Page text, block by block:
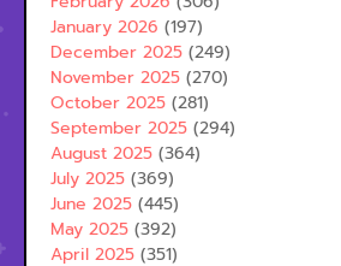
January 2026 (197)
December 2025 (249)
November 2025 (270)
October 2025 (281)
September 2025 (294)
August 2025 (364)
July 2025 (369)
June 2025 (445)
May 2025 (392)
April 2025 (351)